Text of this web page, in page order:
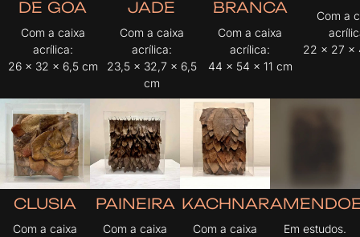
DE GOA
Com a caixa
acrílica:
26 x 32 x 6,5 cm
JADE
Com a caixa
acrílica:
23,5 x 32,7 x 6,5
cm
BRANCA
Com a caixa
acrílica:
44 x 54 x 11 cm
Com a
22 x 27 x
CLUSIA
Com a caixa
PAINEIRA
Com a caixa
KACHNAR
Com a caixa
Em estudos.